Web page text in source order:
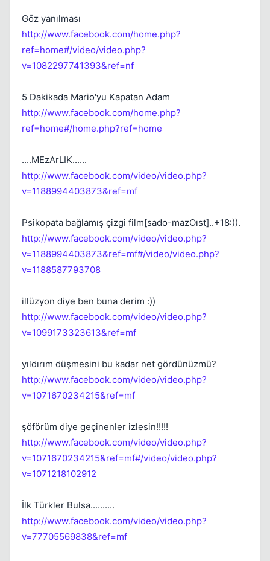
Göz yanılması
http://www.facebook.com/home.php?
ref=home#/video/video.php?
v=1082297741393&ref=nf
5 Dakikada Mario'yu Kapatan Adam
http://www.facebook.com/home.php?
ref=home#/home.php?ref=home
....MEzArLIK......
http://www.facebook.com/video/video.php?
v=1188994403873&ref=mf
Psikopata bağlamış çizgi film[sado-mazOıst]..+18:)).
http://www.facebook.com/video/video.php?
v=1188994403873&ref=mf#/video/video.php?
v=1188587793708
illüzyon diye ben buna derim :))
http://www.facebook.com/video/video.php?
v=1099173323613&ref=mf
yıldırım düşmesini bu kadar net gördünüzmü?
http://www.facebook.com/video/video.php?
v=1071670234215&ref=mf
şöförüm diye geçinenler izlesin!!!!!
http://www.facebook.com/video/video.php?
v=1071670234215&ref=mf#/video/video.php?
v=1071218102912
İlk Türkler Bulsa..........
http://www.facebook.com/video/video.php?
v=77705569838&ref=mf